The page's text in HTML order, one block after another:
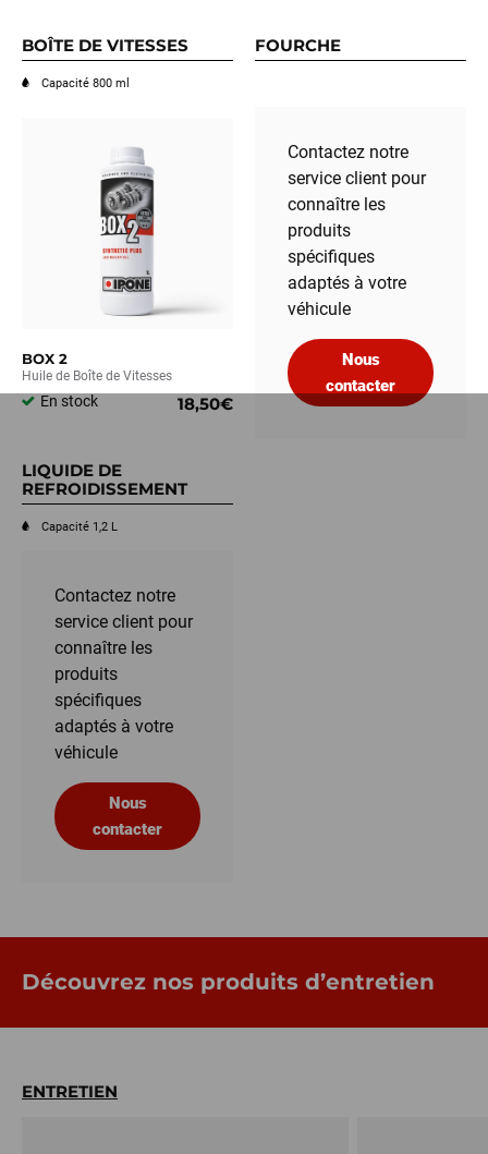
BOÎTE DE VITESSES
Capacité 800 ml
BOX 2
Huile de Boîte de Vitesses
En stock 18,50€
FOURCHE
Contactez notre
service client pour
connaître les
produits
spécifiques
adaptés à votre
véhicule
Nous
contacter
LIQUIDE DE
REFROIDISSEMENT
Capacité 1,2 L
Contactez notre
service client pour
connaître les
produits
spécifiques
adaptés à votre
véhicule
Nous
contacter
Découvrez nos produits d’entretien
ENTRETIEN